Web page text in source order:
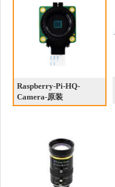
Raspberry-Pi-HQ-
Camera-原装